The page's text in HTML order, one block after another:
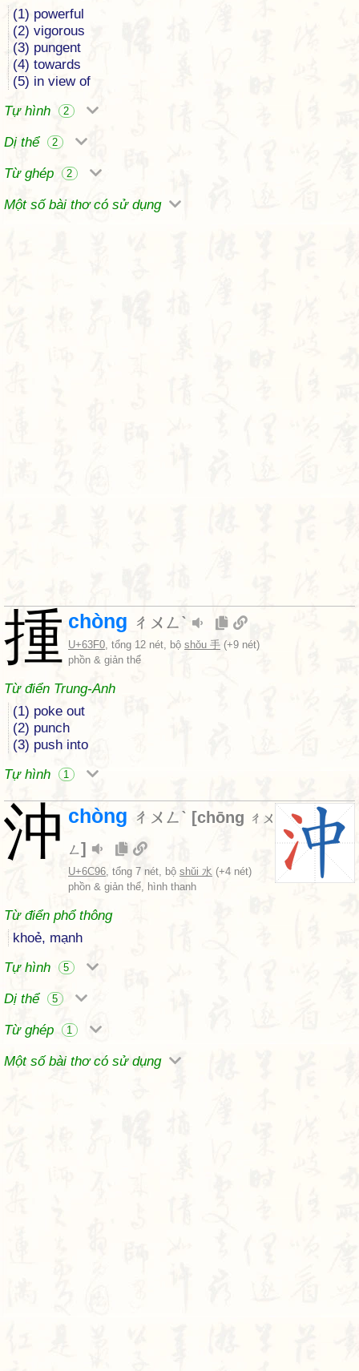
(1) powerful
(2) vigorous
(3) pungent
(4) towards
(5) in view of
Tự hình
2
Dị thể 2
Từ ghép 2
Một số bài thơ có sử dụng
揰 chòng ㄔㄨㄥˋ
U+63F0, tổng 12 nét, bộ shǒu 手 (+9 nét)
phồn & giản thể
Từ điển Trung-Anh
(1) poke out
(2) punch
(3) push into
Tự hình
1
沖 chòng ㄔㄨㄥˋ [chōng ㄔㄨ
ㄥ]
U+6C96, tổng 7 nét, bộ shǔi 水 (+4 nét)
phồn & giản thể, hình thanh
Từ điển phổ thông
khoẻ, mạnh
Tự hình
5
Dị thể 5
Từ ghép 1
Một số bài thơ có sử dụng